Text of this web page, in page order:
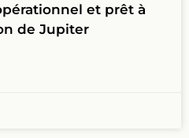
et prêt à
de Jupiter